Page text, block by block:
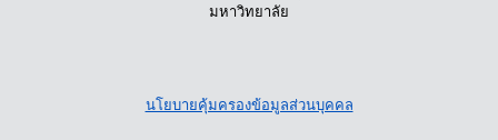
มหาวิทยาลัย
นโยบายคุ้มครองข้อมูลส่วนบุคคล